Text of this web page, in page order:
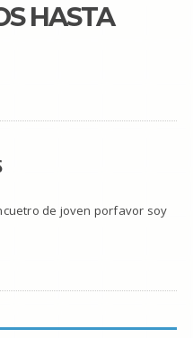
HASTA
de joven porfavor soy